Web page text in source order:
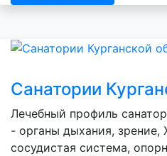
Санатории
Лечебный профиль
- органы дыхания, зрение,
сосудистая система,